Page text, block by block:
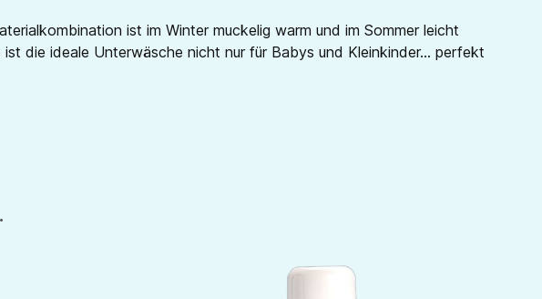
ist im Winter muckelig warm und im Sommer leicht
die ideale Unterwäsche nicht nur für Babys und Kleinkinder... perfekt